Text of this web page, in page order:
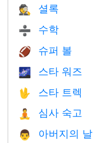
🕵️ 셜록
➗ 수학
🏈 슈퍼 볼
🌌 스타 워즈
🖖 스타 트렉
🧘 심사 숙고
👨 아버지의 날